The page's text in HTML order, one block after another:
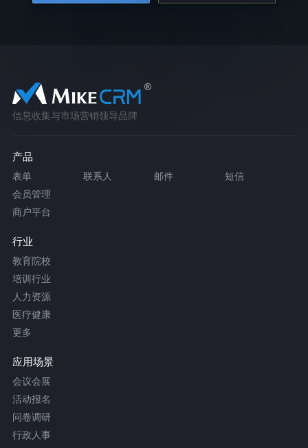
信息收集与市场营销领导品牌
产品
表单 联系人 邮件
短信
会员管理
商户平台
行业
教育院校
培训行业
人力资源
医疗健康
更多
应用场景
会议会展
活动报名
问卷调研
行政人事